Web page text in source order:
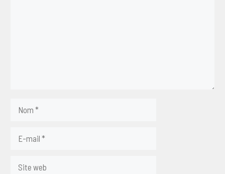
mail